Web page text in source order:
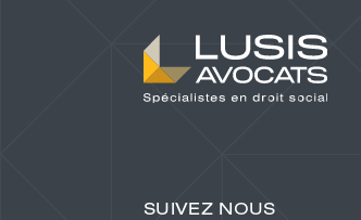
SUIVEZ NOUS